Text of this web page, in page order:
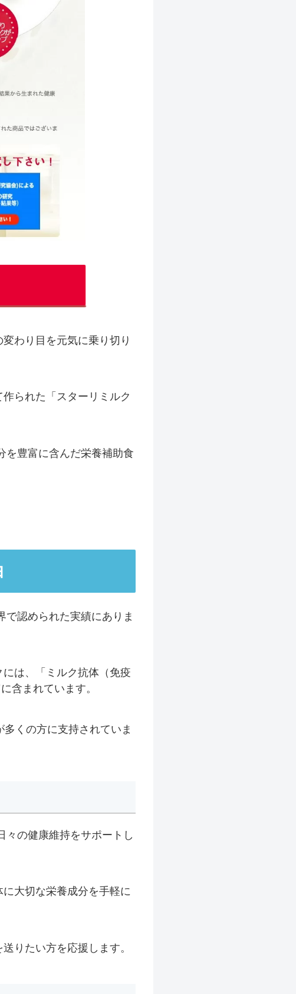
わり目を元気に乗り切り
られた「スターリミルク
を豊富に含んだ栄養補助食
で認められた実績にありま
は、「ミルク抗体（免疫
含まれています。
くの方に支持されていま
々の健康維持をサポートし
大切な栄養成分を手軽に
りたい方を応援します。